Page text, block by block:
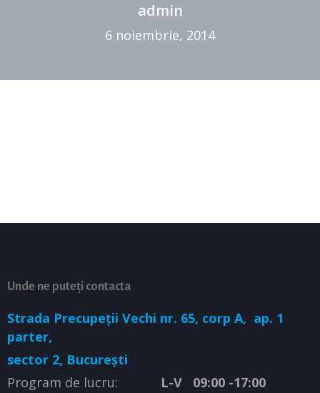
admin
6 noiembrie, 2014
Unde ne puteți contacta
Strada Precupeții Vechi nr. 65, corp A, ap. 1
parter,
sector 2, București
Program de lucru: L-V 09:00 -17:00